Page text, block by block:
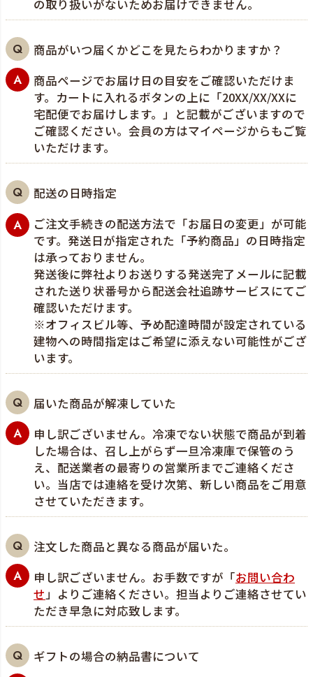
の取り扱いがないためお届けできません。
商品がいつ届くかどこを見たらわかりますか？
商品ページでお届け日の目安をご確認いただけま
す。カートに入れるボタンの上に「20XX/XX/XXに
宅配便でお届けします。」と記載がございますので
ご確認ください。会員の方はマイページからもご覧
いただけます。
配送の日時指定
ご注文手続きの配送方法で「お届日の変更」が可能
です。発送日が指定された「予約商品」の日時指定
は承っておりません。
発送後に弊社よりお送りする発送完了メールに記載
された送り状番号から配送会社追跡サービスにてご
確認いただけます。
※オフィスビル等、予め配達時間が設定されている
建物への時間指定はご希望に添えない可能性がござ
います。
届いた商品が解凍していた
申し訳ございません。冷凍でない状態で商品が到着
した場合は、召し上がらず一旦冷凍庫で保管のう
え、配送業者の最寄りの営業所までご連絡くださ
い。当店では連絡を受け次第、新しい商品をご用意
させていただきます。
注文した商品と異なる商品が届いた。
申し訳ございません。お手数ですが「お問い合わ
せ」よりご連絡ください。担当よりご連絡させてい
ただき早急に対応致します。
ギフトの場合の納品書について